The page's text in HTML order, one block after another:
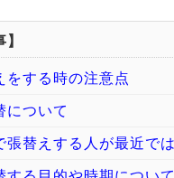
をする時の注意点
について
張替えする人が最近で